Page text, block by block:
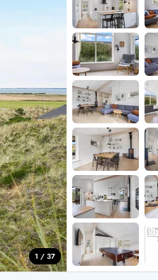
Ferienhäuser
Ferienhäuser
Ferienhäuser
Ferienhäuser in
Ferienhäuser
Ferienhäuser
Ferienhäuser
Ferienhäuser
Ferienhäuser in
Ferienhäuser
Ferienhäuser
Ferienhäuser
1 / 37